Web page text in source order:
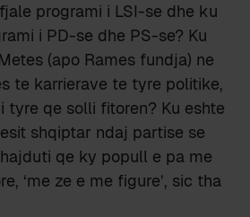
programi i LSI-se dhe ku
i PD-se dhe PS-se? Ku
(apo Rames fundja) ne
te karrierave te tyre politike,
tyre qe solli fitoren? Ku eshte
shqiptar ndaj partise se
qe ky popull e pa me
‘me ze e me figure’, sic tha